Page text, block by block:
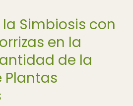
Simbiosis con
en la
de la
Plantas